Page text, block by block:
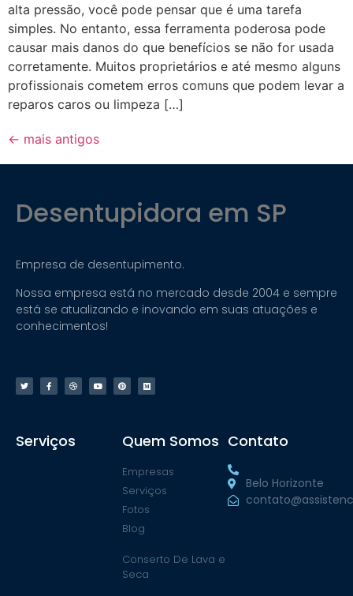
alta pressão, você pode pensar que é uma tarefa
simples. No entanto, essa ferramenta poderosa pode
causar mais danos do que benefícios se não for usada
corretamente. Muitos proprietários e até mesmo alguns
profissionais cometem erros comuns que podem levar a
reparos caros ou limpeza […]
← mais antigos
Desentupidora em SP
Empresa de desentupimento.
Nossa empresa está no mercado desde 2004 e sempre
está se atualizando e inovando em suas atuações e
conhecimentos!
Serviços Quem Somos
Empresas
Serviços
Fotos
Blog
Conserto De Lava e
Seca
Contato
Belo Horizonte